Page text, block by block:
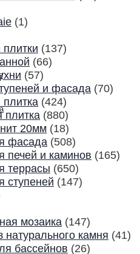
(1)
(137)
(66)
(57)
и фасада (70)
(424)
плитка (880)
20мм (18)
фасада (508)
печей и каминов (165)
террасы (650)
ступеней (147)
мозаика (147)
натурального камня (41)
бассейнов (26)